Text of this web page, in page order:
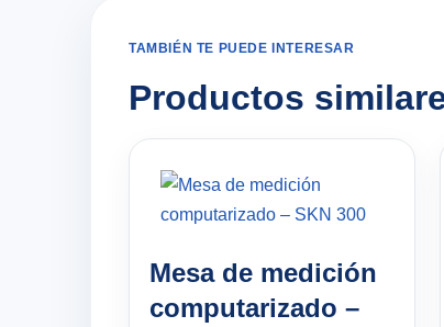
TAMBIÉN TE PUEDE INTERESAR
Productos
Mesa de medición
computarizado –